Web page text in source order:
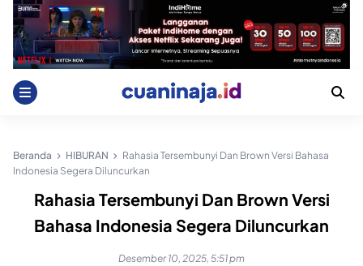
Skip
content
Beranda HIBURAN
Rahasia Tersembunyi Dan Brown Versi Bahasa
Indonesia Segera Diluncurkan
Rahasia Tersembunyi Dan Brown Versi
Bahasa Indonesia Segera Diluncurkan
Desember 10, 2025, 5:51 pm